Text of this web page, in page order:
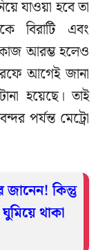
যাওয়া হবে তা
বিরাটি এবং
আরম্ভ হলেও
আগেই জানা
হয়েছে। তাই
পর্যন্ত মেট্রো
জানেন! কিন্তু
থাকা